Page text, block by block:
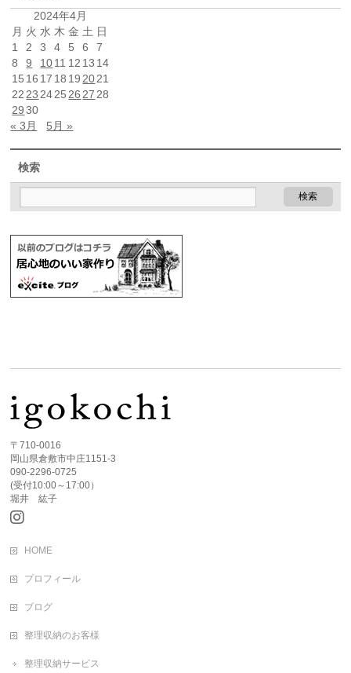
2024年4月
月 火 水 木 金 土 日
1
2 3 4 5 6
7
8
9 1011 12 13 14
15 16 17 18 19 2021
22 23 2425 26 27 28
29 30
« 3月
5月 »
検索
〒710-0016
岡山県倉敷市中庄1151-3
090-2296-0725
(受付10:00～17:00）
堀井 紘子
HOME
プロフィール
ブログ
整理収納のお客様
整理収納サービス